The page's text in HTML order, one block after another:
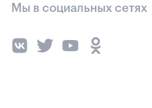
Мы в социальных сетях